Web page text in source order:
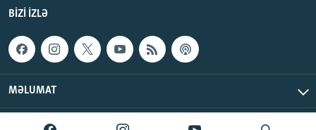
BIZI IZLƏ
MƏLUMAT
AzadlıqRadiosu © 2026 Inc. | Bütün hüquqlar qorunur